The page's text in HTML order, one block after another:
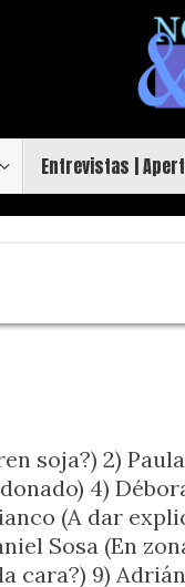
Entrevistas |
soja?) 2)
4)
(A dar
Sosa (En
cara?) 9)